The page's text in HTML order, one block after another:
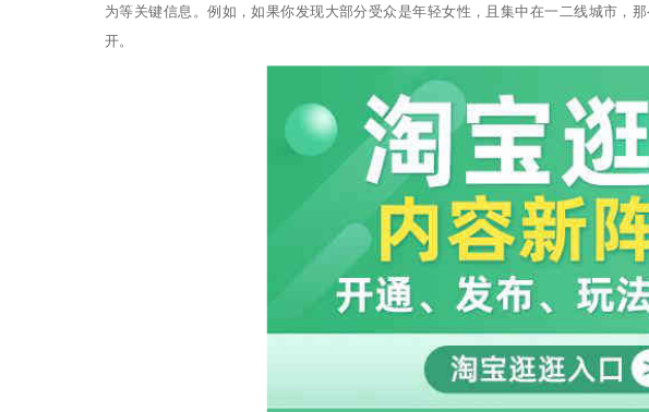
为等关键信息。例如，如果你发现大部分受众是年轻女性，且集中在一二线城市，
开。